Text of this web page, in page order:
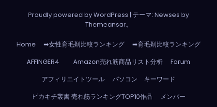
Proudly powered by WordPress | テーマ: Newses by
Themeansar。
Home ➡女性育毛剤比較ランキング
➡育毛剤比較ランキング
AFFINGER4
Amazon売れ筋商品リスト分析
Forum
アフィリエイトツール
パソコン キーワード
ピカキチ叢書 売れ筋ランキングTOP10作品
メンバー